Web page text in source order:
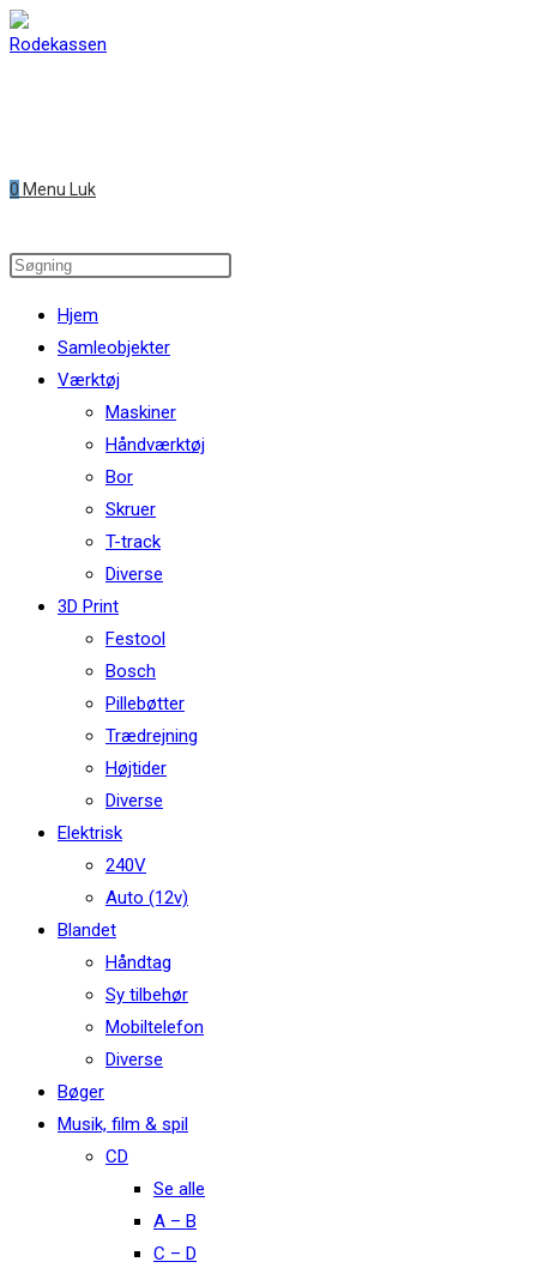
Skip
to
0 Menu Luk
Search
website
Hjem
Samleobjekter
Værktøj
Maskiner
Håndværktøj
Bor
Skruer
T-track
Diverse
3D Print
Festool
Bosch
Pillebøtter
Trædrejning
Højtider
Diverse
Elektrisk
240V
Auto (12v)
Blandet
Håndtag
Sy tilbehør
Mobiltelefon
Diverse
Bøger
Musik, film & spil
CD
Se alle
A – B
C – D